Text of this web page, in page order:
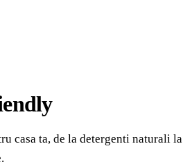
casa ta, de la detergenti naturali la